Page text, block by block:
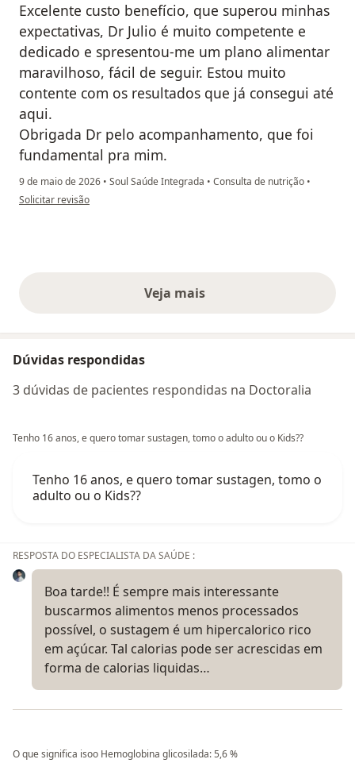
Excelente custo benefício, que superou minhas
expectativas, Dr Julio é muito competente e
dedicado e spresentou-me um plano alimentar
maravilhoso, fácil de seguir. Estou muito
contente com os resultados que já consegui até
aqui.
Obrigada Dr pelo acompanhamento, que foi
fundamental pra mim.
9 de maio de 2026 • Soul Saúde Integrada • Consulta de nutrição •
na opinião do utilizador Tania Pacheco
Solicitar revisão
Veja maisopiniões acima
Dúvidas respondidas
3 dúvidas de pacientes respondidas na Doctoralia
Tenho 16 anos, e quero tomar sustagen, tomo o adulto ou o Kids??
Tenho 16 anos, e quero tomar sustagen, tomo o
adulto ou o Kids??
RESPOSTA DO ESPECIALISTA DA SAÚDE :
Boa tarde!! É sempre mais interessante
buscarmos alimentos menos processados
possível, o sustagem é um hipercalorico rico
em açúcar. Tal calorias pode ser acrescidas em
forma de calorias liquidas…
O que significa isoo Hemoglobina glicosilada: 5,6 %